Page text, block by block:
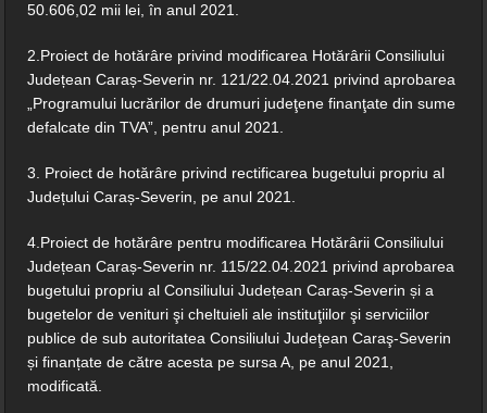
50.606,02 mii lei, în anul 2021.
2.Proiect de hotărâre privind modificarea Hotărârii Consiliului
Județean Caraș-Severin nr. 121/22.04.2021 privind aprobarea
„Programului lucrărilor de drumuri judeţene finanţate din sume
defalcate din TVA”, pentru anul 2021.
3. Proiect de hotărâre privind rectificarea bugetului propriu al
Județului Caraș-Severin, pe anul 2021.
4.Proiect de hotărâre pentru modificarea Hotărârii Consiliului
Județean Caraș-Severin nr. 115/22.04.2021 privind aprobarea
bugetului propriu al Consiliului Județean Caraș-Severin și a
bugetelor de venituri şi cheltuieli ale instituţiilor şi serviciilor
publice de sub autoritatea Consiliului Judeţean Caraş-Severin
și finanțate de către acesta pe sursa A, pe anul 2021,
modificată.